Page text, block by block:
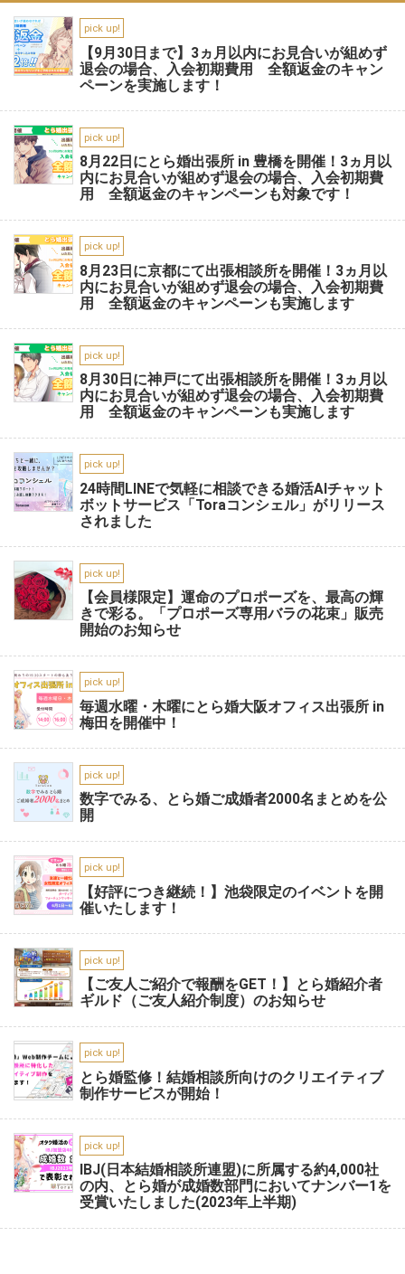
pick up!
【9月30日まで】3ヵ月以内にお見合いが組めず
退会の場合、入会初期費用 全額返金のキャン
ペーンを実施します！
pick up!
8月22日にとら婚出張所 in 豊橋を開催！3ヵ月以
内にお見合いが組めず退会の場合、入会初期費
用 全額返金のキャンペーンも対象です！
pick up!
8月23日に京都にて出張相談所を開催！3ヵ月以
内にお見合いが組めず退会の場合、入会初期費
用 全額返金のキャンペーンも実施します
pick up!
8月30日に神戸にて出張相談所を開催！3ヵ月以
内にお見合いが組めず退会の場合、入会初期費
用 全額返金のキャンペーンも実施します
pick up!
24時間LINEで気軽に相談できる婚活AIチャット
ボットサービス「Toraコンシェル」がリリース
されました
pick up!
【会員様限定】運命のプロポーズを、最高の輝
きで彩る。「プロポーズ専用バラの花束」販売
開始のお知らせ
pick up!
毎週水曜・木曜にとら婚大阪オフィス出張所 in
梅田を開催中！
pick up!
数字でみる、とら婚ご成婚者2000名まとめを公
開
pick up!
【好評につき継続！】池袋限定のイベントを開
催いたします！
pick up!
【ご友人ご紹介で報酬をGET！】とら婚紹介者
ギルド（ご友人紹介制度）のお知らせ
pick up!
とら婚監修！結婚相談所向けのクリエイティブ
制作サービスが開始！
pick up!
IBJ(日本結婚相談所連盟)に所属する約4,000社
の内、とら婚が成婚数部門においてナンバー1を
受賞いたしました(2023年上半期)